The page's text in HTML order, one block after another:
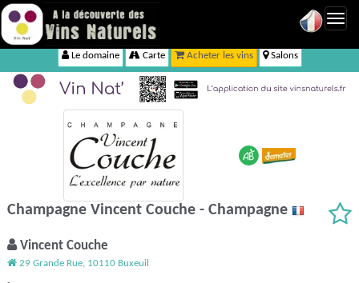
Le domaine Carte Acheter les vins Salons
Champagne Vincent Couche - Champagne
Vincent Couche
29 Grande Rue, 10110 Buxeuil